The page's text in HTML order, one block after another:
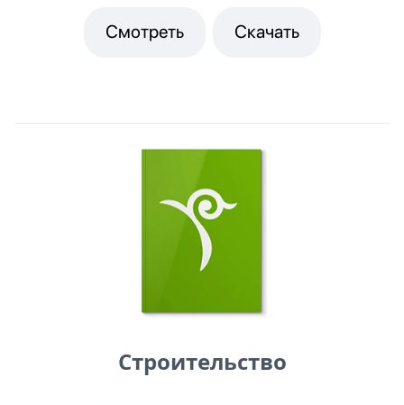
Смотреть Скачать
Строительство